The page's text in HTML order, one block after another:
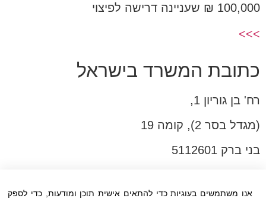
100,000 ₪ שעניינה דרישה לפיצוי
>>>
כתובת המשרד בישראל
רח' בן גוריון 1,
(מגדל בסר 2), קומה 19
בני ברק 5112601
פקס:03-6005531
אנו משתמשים בעוגיות כדי להתאים אישית תוכן ומודעות, כדי לספק